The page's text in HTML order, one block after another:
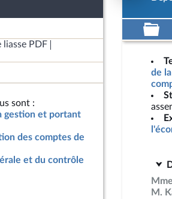
liasse PDF
sont :
gestion et portant
des comptes de
et du contrôle
de
M.